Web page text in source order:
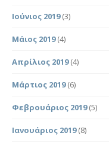
Ιούνιος 2019(3)
Μάιος 2019(4)
Απρίλιος 2019(4)
Μάρτιος 2019(6)
Φεβρουάριος 2019(5)
Ιανουάριος 2019(8)